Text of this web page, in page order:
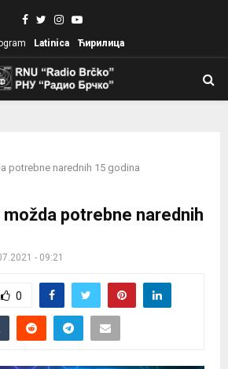
Facebook
TwitterInstagram
Youtube
Latinica Ћирилица
potrebne narednih 15 godina
potrebne narednih
- 09:21
0